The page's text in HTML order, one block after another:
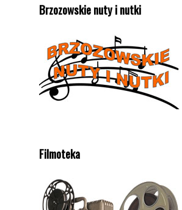
Brzozowskie nuty i nutki
Filmoteka